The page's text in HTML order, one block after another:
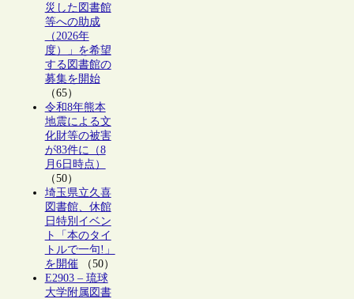
災した図書館
等への助成
（2026年
度）」を希望
する図書館の
募集を開始
（65）
令和8年熊本
地震による文
化財等の被害
が83件に（8
月6日時点）
（50）
埼玉県立久喜
図書館、休館
日特別イベン
ト「本のタイ
トルで一句!」
を開催（50）
E2903 – 琉球
大学附属図書